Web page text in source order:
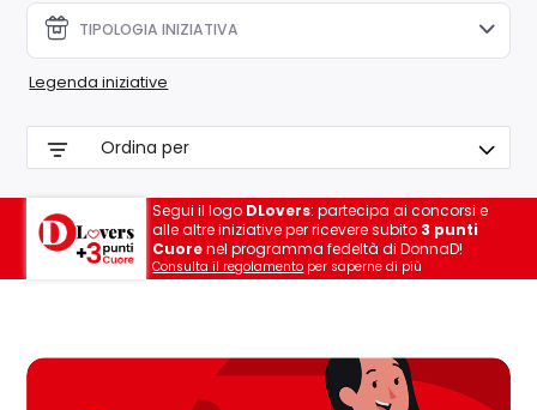
TIPOLOGIA INIZIATIVA
Legenda iniziative
Segui il logo DLovers: partecipa ai concorsi e
alle altre iniziative per ricevere subito 3 punti
Cuorenel programma fedeltà di DonnaD!
Consulta il regolamento per saperne di più